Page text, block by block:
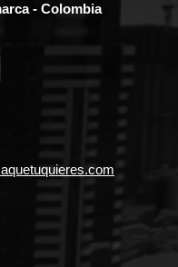
- Colombia